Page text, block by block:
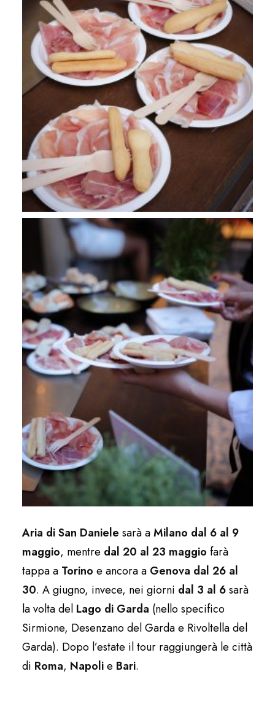
Aria di San Daniele sarà aMilano dal 6 al 9
maggio, mentre dal 20 al 23 maggio farà
tappa a Torino e ancora a Genova dal 26 al
30. A giugno, invece, nei giorni dal 3 al 6sarà
la volta del Lago di Garda (nello specifico
Sirmione, Desenzano del Garda e Rivoltella del
Garda). Dopo l’estate il tour raggiungerà le città
di Roma, Napolie Bari.